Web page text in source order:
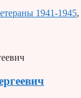
1941-1945,